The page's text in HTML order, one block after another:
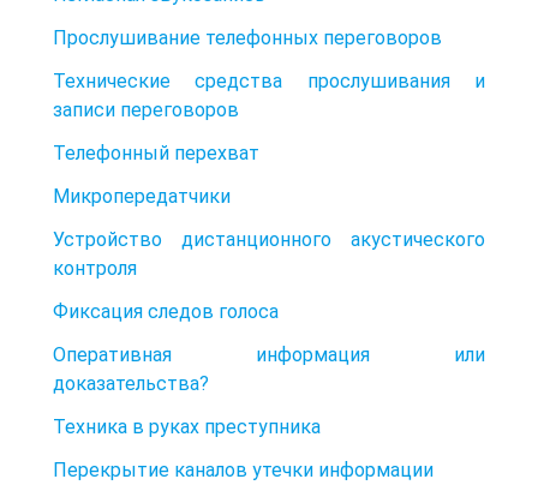
Прослушивание телефонных переговоров
Технические средства прослушивания и
записи переговоров
Телефонный перехват
Микропередатчики
Устройство дистанционного акустического
контроля
Фиксация следов голоса
Оперативная информация или
доказательства?
Техника в руках преступника
Перекрытие каналов утечки информации